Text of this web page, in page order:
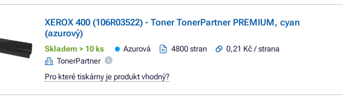
XEROX 400 (106R03522) - Toner TonerPartner PREMIUM, cyan
(azurový)
Skladem > 10 ks Azurová 4800 stran
0,21 Kč / strana
TonerPartner
Pro které tiskárny je produkt vhodný?